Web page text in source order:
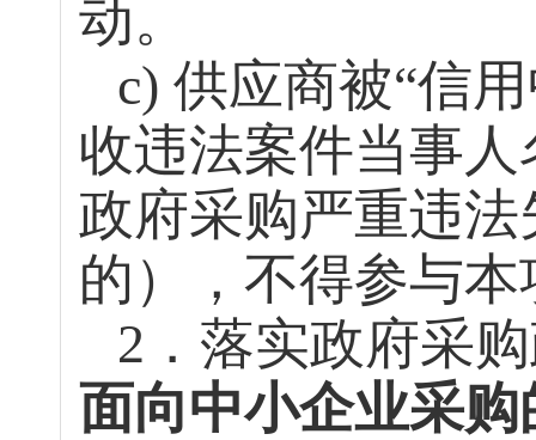
动。
c) 供应商被“信
收违法案件当事
政府采购严重违
的），不得参与
2．落实政府采
面向中小企业采购